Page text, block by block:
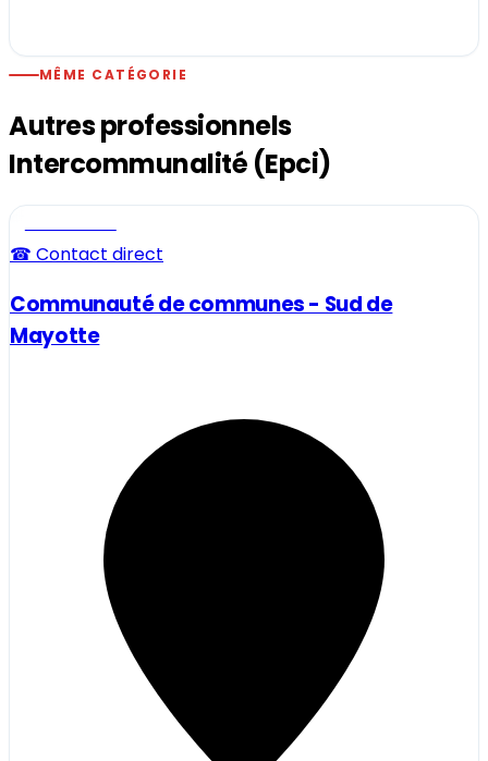
MÊME CATÉGORIE
Autres professionnels
Intercommunalité (Epci)
☎ Contact direct
Communauté de communes - Sud de
Mayotte